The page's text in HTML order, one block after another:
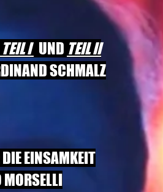
TEIL I UND TEIL II
SCHMALZ
EINSAMKEIT